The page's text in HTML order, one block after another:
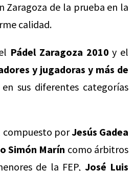
Zaragoza de la prueba en la
calidad.
Pádel Zaragoza 2010 y el
y jugadoras y más de
sus diferentes categorías
compuesto porJesús Gadea
Simón Marín como árbitros
de la FEP, José Luis